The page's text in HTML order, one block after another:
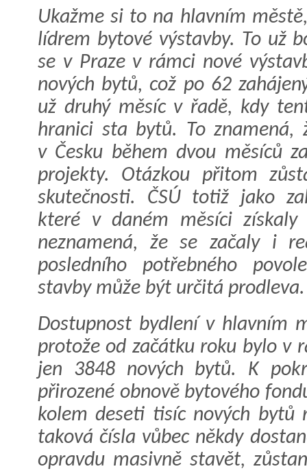
Ukažme si to na hlavním
lídrem bytové výstavby. To už
se v Praze v rámci nové
nových bytů, což po 62
už druhý měsíc v řadě, kdy
hranici sta bytů. To znamená,
v Česku během dvou měsíců
projekty. Otázkou přitom
skutečnosti. ČSÚ totiž jako
které v daném měsíci
neznamená, že se začaly i
posledního potřebného
stavby může být určitá prodleva.
Dostupnost bydlení v hlavním
protože od začátku roku bylo v
jen 3848 nových bytů. K
přirozené obnově bytového
kolem deseti tisíc nových bytů
taková čísla vůbec někdy
opravdu masivně stavět,